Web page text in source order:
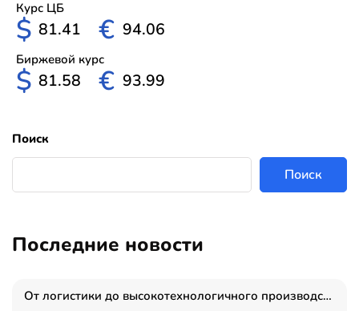
Курс ЦБ
$ 81.41 € 94.06
Биржевой курс
$ 81.58 € 93.99
Поиск
Поиск
Последние новости
От логистики до высокотехнологичного производства: как основатель “гагаринга” выстраивает экосистему безопасности и гражданских БПЛА